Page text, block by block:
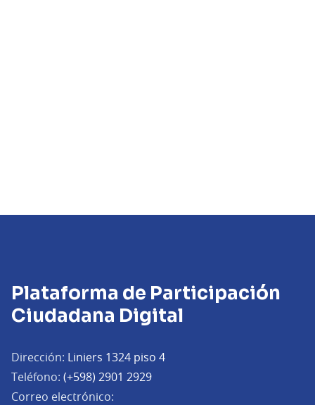
Plataforma de Participación
Ciudadana Digital
Dirección: Liniers 1324 piso 4
Teléfono: (+598) 2901 2929
Correo electrónico: